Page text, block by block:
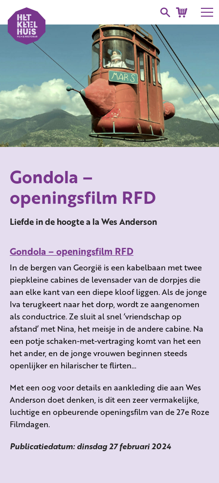
Gondola –
openingsfilm RFD
Liefde in de hoogte a la Wes Anderson
Gondola – openingsfilm RFD
In de bergen van Georgië is een kabelbaan met twee
piepkleine cabines de levensader van de dorpjes die
aan elke kant van een diepe kloof liggen. Als de jonge
Iva terugkeert naar het dorp, wordt ze aangenomen
als conductrice. Ze sluit al snel ‘vriendschap op
afstand’ met Nina, het meisje in de andere cabine. Na
een potje schaken-met-vertraging komt van het een
het ander, en de jonge vrouwen beginnen steeds
openlijker en hilarischer te flirten…
Met een oog voor details en aankleding die aan Wes
Anderson doet denken, is dit een zeer vermakelijke,
luchtige en opbeurende openingsfilm van de 27e Roze
Filmdagen.
Publicatiedatum: dinsdag 27 februari 2024